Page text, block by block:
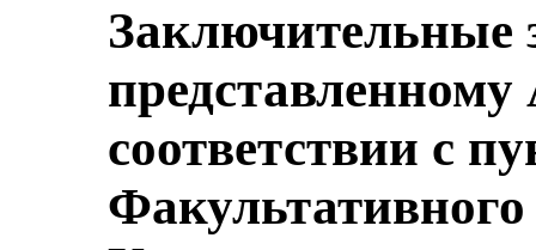
Заключительные
соответствии с